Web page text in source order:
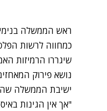
ראש הממשלה
כמחווה לרשות
שיגררו הרמיזות
נושא פירוק
ישיבת הממשלה
"אך אין הגינות